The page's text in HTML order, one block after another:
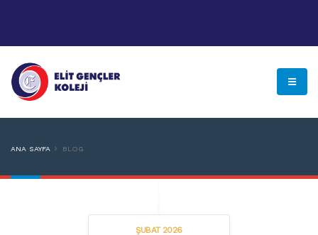
ANA SAYFA BLOG
ŞUBAT 2026